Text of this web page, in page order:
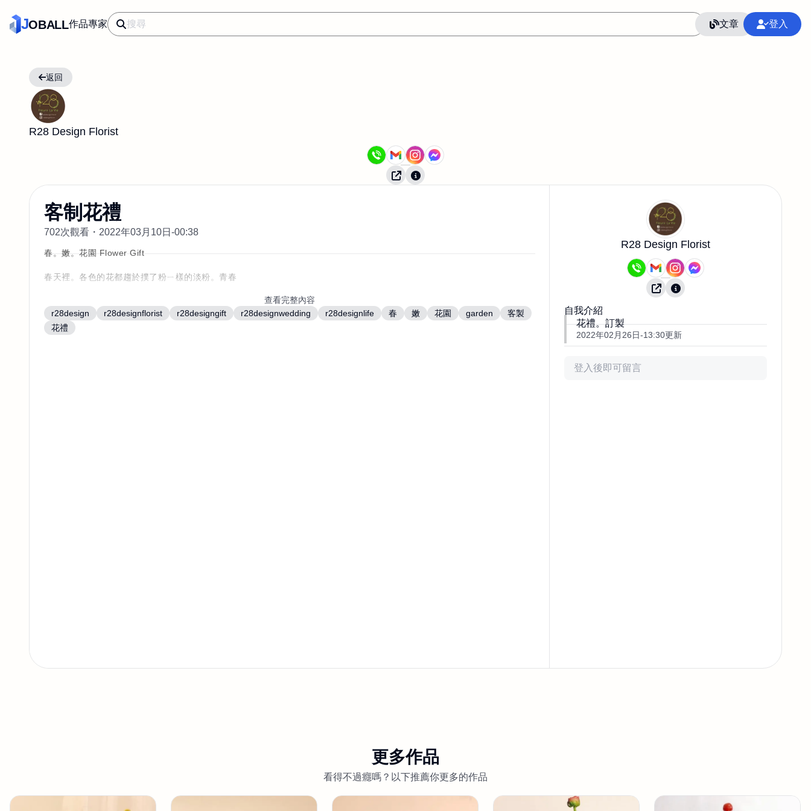
JOBALL作品專家 文章 登入
返回
R28 Design Florist
客制花禮
702次觀看・ 2022年03月10日-00:38
r28design r28designflorist r28designgift r28designwedding r28designlife 春 嫩 花園 garden
客製
花禮
春。嫩。花園 Flower Gift
春天裡。各色的花都趨於撲了粉ㄧ樣的淡粉。青春
飛燕、康乃馨、梔子花、萬代蘭
查看完整內容
R28 Design Florist
自我介紹
花禮。訂製
2022年02月26日-13:30更新
更多作品
看得不過癮嗎？以下推薦你更多的作品